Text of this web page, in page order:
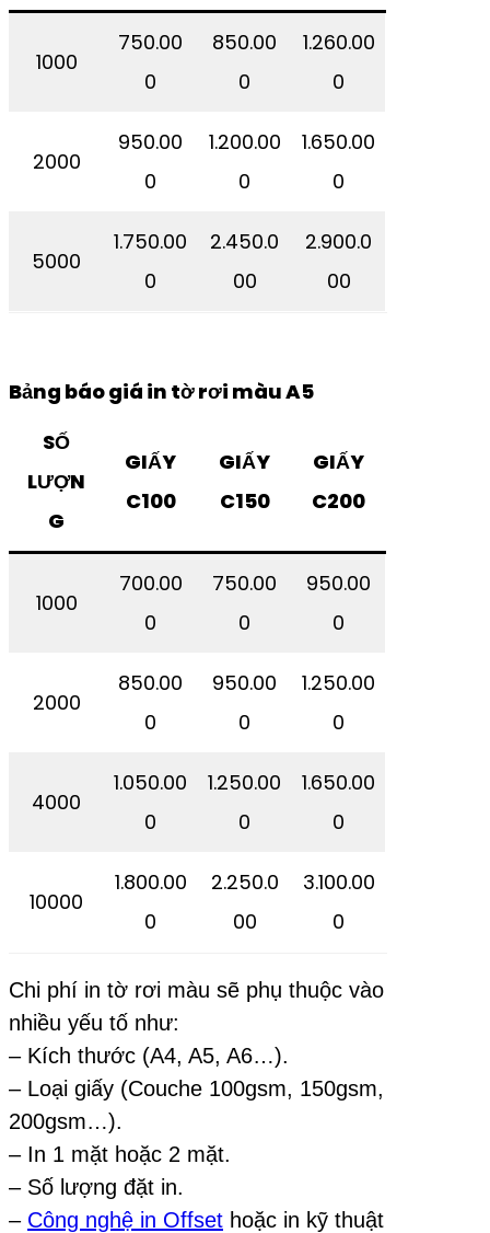
1000
750.00
0
850.00
0
1.260.00
0
2000
950.00
0
1.200.00
0
1.650.00
0
5000
1.750.00
0
2.450.0
00
2.900.0
00
Bảng báo giá in tờ rơi màu A5
SỐ
LƯỢN
G
GIẤY
C100
GIẤY
C150
GIẤY
C200
1000
700.00
0
750.00
0
950.00
0
2000
850.00
0
950.00
0
1.250.00
0
4000
1.050.00
0
1.250.00
0
1.650.00
0
10000
1.800.00
0
2.250.0
00
3.100.00
0
Chi phí in tờ rơi màu sẽ phụ thuộc vào
nhiều yếu tố như:
– Kích thước (A4, A5, A6…).
– Loại giấy (Couche 100gsm, 150gsm,
200gsm…).
– In 1 mặt hoặc 2 mặt.
– Số lượng đặt in.
– Công nghệ in Offset hoặc in kỹ thuật